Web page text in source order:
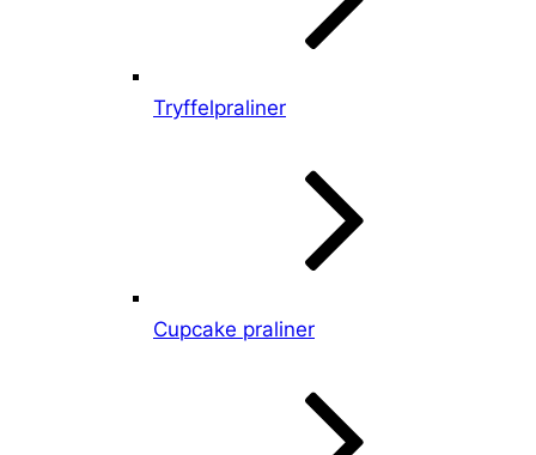
Tryffelpraliner
Cupcake praliner